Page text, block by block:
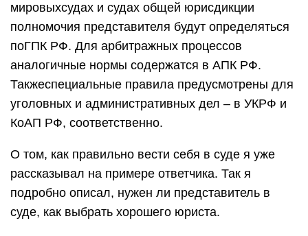
мировыхсудах и судах общей юрисдикции
полномочия представителя будут определяться
поГПК РФ. Для арбитражных процессов
аналогичные нормы содержатся в АПК РФ.
Такжеспециальные правила предусмотрены для
уголовных и административных дел – в УКРФ и
КоАП РФ, соответственно.
О том, как правильно вести себя в суде я уже
рассказывал на примере ответчика. Так я
подробно описал, нужен ли представитель в
суде, как выбрать хорошего юриста.